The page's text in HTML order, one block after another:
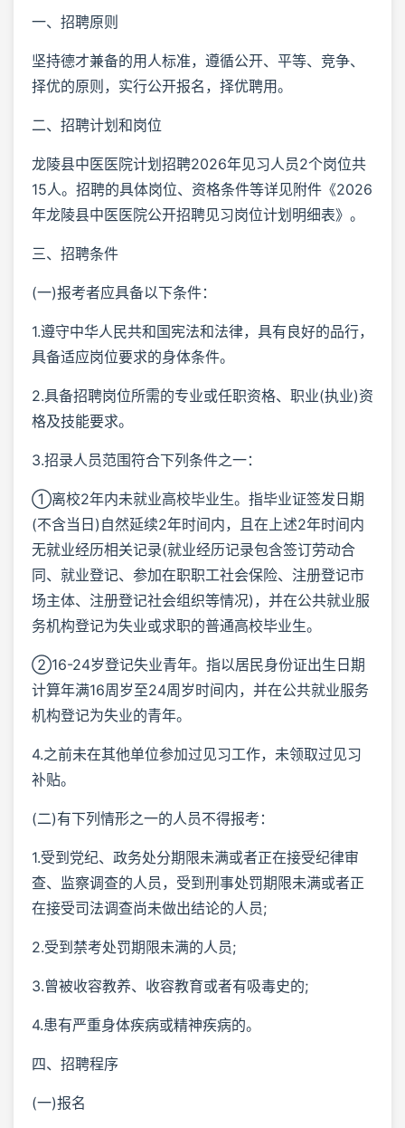
一、招聘原则
坚持德才兼备的用人标准，遵循公开、平等、竞争、
择优的原则，实行公开报名，择优聘用。
二、招聘计划和岗位
龙陵县中医医院计划招聘2026年见习人员2个岗位共
15人。招聘的具体岗位、资格条件等详见附件《2026
年龙陵县中医医院公开招聘见习岗位计划明细表》。
三、招聘条件
(一)报考者应具备以下条件：
1.遵守中华人民共和国宪法和法律，具有良好的品行，
具备适应岗位要求的身体条件。
2.具备招聘岗位所需的专业或任职资格、职业(执业)资
格及技能要求。
3.招录人员范围符合下列条件之一：
①离校2年内未就业高校毕业生。指毕业证签发日期
(不含当日)自然延续2年时间内，且在上述2年时间内
无就业经历相关记录(就业经历记录包含签订劳动合
同、就业登记、参加在职职工社会保险、注册登记市
场主体、注册登记社会组织等情况)，并在公共就业服
务机构登记为失业或求职的普通高校毕业生。
②16-24岁登记失业青年。指以居民身份证出生日期
计算年满16周岁至24周岁时间内，并在公共就业服务
机构登记为失业的青年。
4.之前未在其他单位参加过见习工作，未领取过见习
补贴。
(二)有下列情形之一的人员不得报考：
1.受到党纪、政务处分期限未满或者正在接受纪律审
查、监察调查的人员，受到刑事处罚期限未满或者正
在接受司法调查尚未做出结论的人员;
2.受到禁考处罚期限未满的人员;
3.曾被收容教养、收容教育或者有吸毒史的;
4.患有严重身体疾病或精神疾病的。
四、招聘程序
(一)报名